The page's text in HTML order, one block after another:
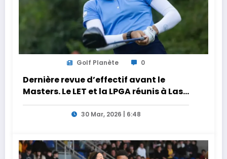
Golf Planète 0
Dernière revue d’effectif avant le
Masters. Le LET et la LPGA réunis à Las
Vegas au programme de la semaine
30 Mar, 2026 | 6:48